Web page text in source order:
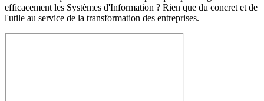
efficacement les Systèmes d'Information ? Rien que du concret et de
l'utile au service de la transformation des entreprises.